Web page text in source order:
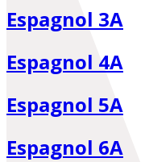
Espagnol 3A
Espagnol 4A
Espagnol 5A
Espagnol 6A